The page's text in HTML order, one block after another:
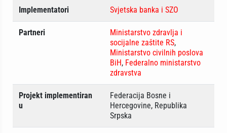
Implementatori Svjetska banka i SZO
Partneri
Ministarstvo zdravlja i
socijalne zaštite RS,
Ministarstvo civilnih poslova
BiH, Federalno ministarstvo
zdravstva
Projekt implementiran
u
Federacija Bosne i
Hercegovine, Republika
Srpska